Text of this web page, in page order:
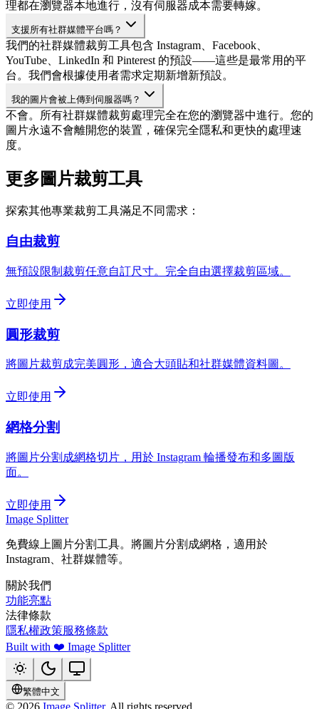
理都在瀏覽器本地進行，沒有伺服器成本需要轉嫁。
支援所有社群媒體平台嗎？
我們的社群媒體裁剪工具包含 Instagram、Facebook、
YouTube、LinkedIn 和 Pinterest 的預設——這些是最常用的平
台。我們會根據使用者需求定期新增新預設。
我的圖片會被上傳到伺服器嗎？
不會。所有社群媒體裁剪處理完全在您的瀏覽器中進行。您的
圖片永遠不會離開您的裝置，確保完全隱私和更快的處理速
度。
更多圖片裁剪工具
探索其他專業裁剪工具滿足不同需求：
自由裁剪
無預設限制裁剪任意自訂尺寸。完全自由選擇裁剪區域。
立即使用
圓形裁剪
將圖片裁剪成完美圓形，適合大頭貼和社群媒體資料圖。
立即使用
網格分割
將圖片分割成網格切片，用於 Instagram 輪播發布和多圖版
面。
立即使用
Image Splitter
免費線上圖片分割工具。將圖片分割成網格，適用於
Instagram、社群媒體等。
關於我們
功能亮點
法律條款
隱私權政策服務條款
Built with ❤️ Image Splitter
繁體中文
© 2026 Image Splitter, All rights reserved